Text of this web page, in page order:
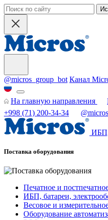
@micros_group_bot Канал
На главную направления
+998 (71) 200-34-34
ИБП,
Поставка оборудования
Печатное и
ИБП, батареи,
Весовое и
Оборудование